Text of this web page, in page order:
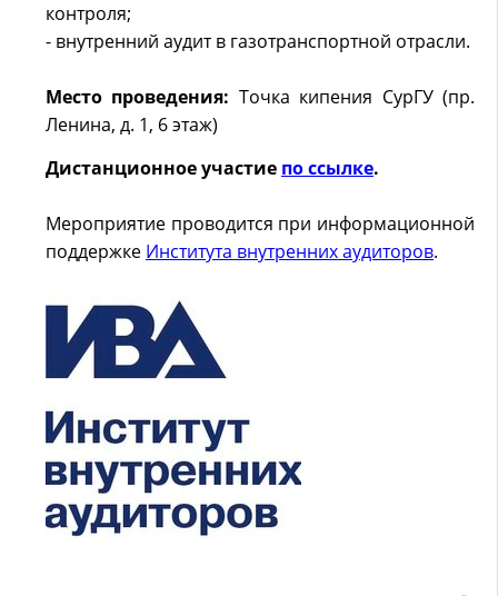
контроля;
- внутренний аудит в газотранспортной отрасли.
Место проведения: Точка кипения СурГУ (пр.
Ленина, д. 1, 6 этаж)
Дистанционное участие по ссылке.
Мероприятие проводится при информационной
поддержке Института внутренних аудиторов.